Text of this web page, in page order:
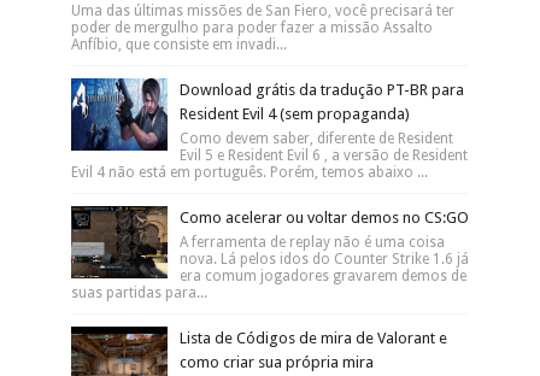
Uma das últimas missões de San Fiero, você precisará ter
poder de mergulho para poder fazer a missão Assalto
Anfíbio, que consiste em invadi...
Download grátis da tradução PT-BR para
Resident Evil 4 (sem propaganda)
Como devem saber, diferente de Resident
Evil 5 e Resident Evil 6 , a versão de Resident
Evil 4 não está em português. Porém, temos abaixo ...
Como acelerar ou voltar demos no CS:GO
A ferramenta de replay não é uma coisa
nova. Lá pelos idos do Counter Strike 1.6 já
era comum jogadores gravarem demos de
suas partidas para...
Lista de Códigos de mira de Valorant e
como criar sua própria mira